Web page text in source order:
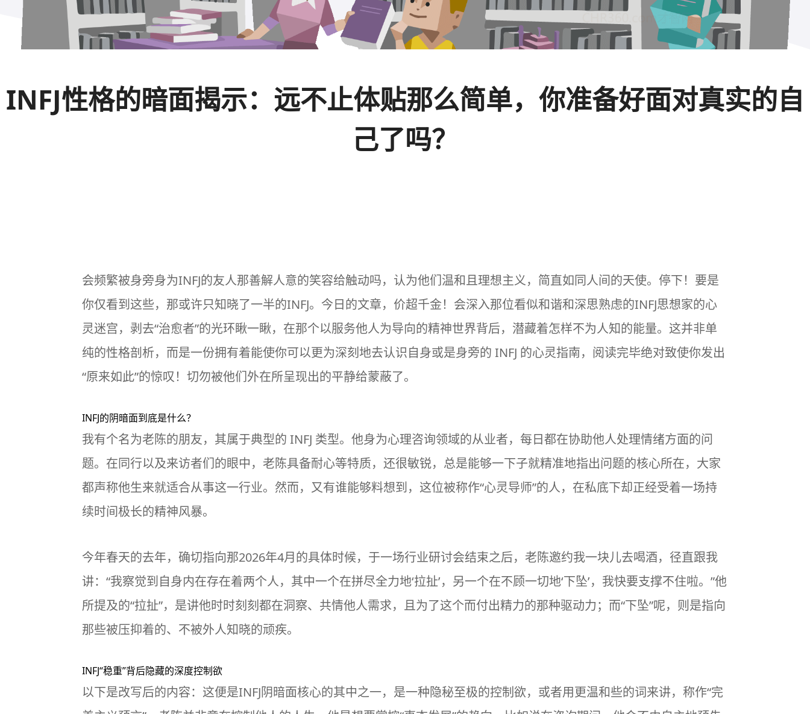
INFJ性格的暗面揭示：远不止体贴那么简单，你准备好面对真实的自
己了吗？
会频繁被身旁身为INFJ的友人那善解人意的笑容给触动吗，认为他们温和且理想主义，简直如同人间的天使。停下！要是
你仅看到这些，那或许只知晓了一半的INFJ。今日的文章，价超千金！会深入那位看似和谐和深思熟虑的INFJ思想家的心
灵迷宫，剥去“治愈者”的光环瞅一瞅，在那个以服务他人为导向的精神世界背后，潜藏着怎样不为人知的能量。这并非单
纯的性格剖析，而是一份拥有着能使你可以更为深刻地去认识自身或是身旁的 INFJ 的心灵指南，阅读完毕绝对致使你发出
“原来如此”的惊叹！切勿被他们外在所呈现出的平静给蒙蔽了。
INFJ的阴暗面到底是什么？
我有个名为老陈的朋友，其属于典型的 INFJ 类型。他身为心理咨询领域的从业者，每日都在协助他人处理情绪方面的问
题。在同行以及来访者们的眼中，老陈具备耐心等特质，还很敏锐，总是能够一下子就精准地指出问题的核心所在，大家
都声称他生来就适合从事这一行业。然而，又有谁能够料想到，这位被称作“心灵导师”的人，在私底下却正经受着一场持
续时间极长的精神风暴。
今年春天的去年，确切指向那2026年4月的具体时候，于一场行业研讨会结束之后，老陈邀约我一块儿去喝酒，径直跟我
讲：“我察觉到自身内在存在着两个人，其中一个在拼尽全力地‘拉扯’，另一个在不顾一切地‘下坠’，我快要支撑不住啦。”他
所提及的“拉扯”，是讲他时时刻刻都在洞察、共情他人需求，且为了这个而付出精力的那种驱动力；而“下坠”呢，则是指向
那些被压抑着的、不被外人知晓的顽疾。
INFJ“稳重”背后隐藏的深度控制欲
以下是改写后的内容：这便是INFJ阴暗面核心的其中之一，是一种隐秘至极的控制欲，或者用更温和些的词来讲，称作“完